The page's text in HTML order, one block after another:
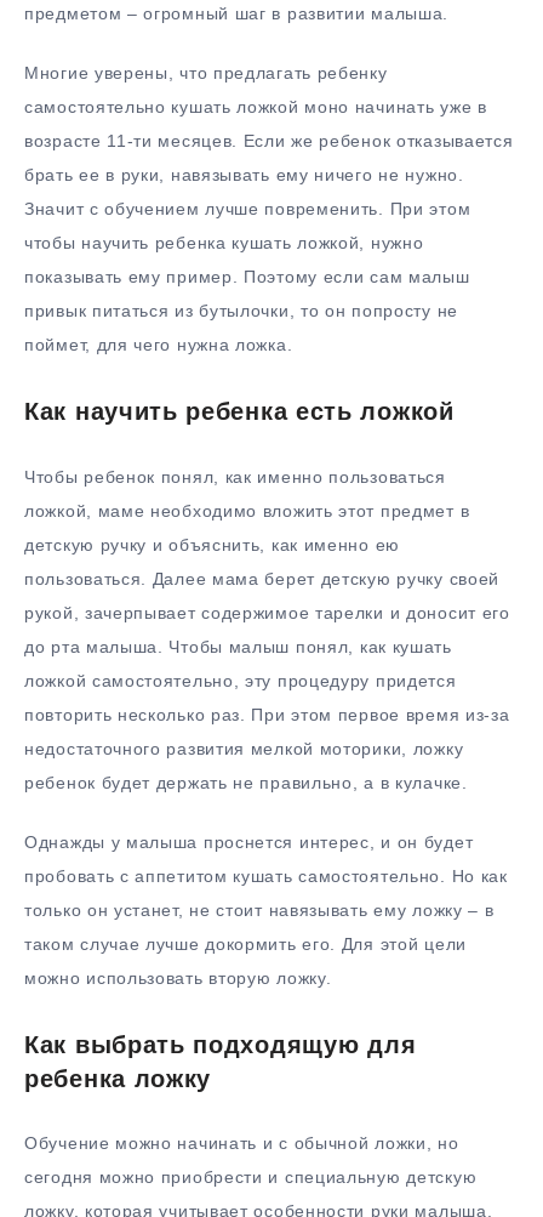
предметом – огромный шаг в развитии малыша.
Многие уверены, что предлагать ребенку
самостоятельно кушать ложкой моно начинать уже в
возрасте 11-ти месяцев. Если же ребенок отказывается
брать ее в руки, навязывать ему ничего не нужно.
Значит с обучением лучше повременить. При этом
чтобы научить ребенка кушать ложкой, нужно
показывать ему пример. Поэтому если сам малыш
привык питаться из бутылочки, то он попросту не
поймет, для чего нужна ложка.
Как научить ребенка есть ложкой
Чтобы ребенок понял, как именно пользоваться
ложкой, маме необходимо вложить этот предмет в
детскую ручку и объяснить, как именно ею
пользоваться. Далее мама берет детскую ручку своей
рукой, зачерпывает содержимое тарелки и доносит его
до рта малыша. Чтобы малыш понял, как кушать
ложкой самостоятельно, эту процедуру придется
повторить несколько раз. При этом первое время из-за
недостаточного развития мелкой моторики, ложку
ребенок будет держать не правильно, а в кулачке.
Однажды у малыша проснется интерес, и он будет
пробовать с аппетитом кушать самостоятельно. Но как
только он устанет, не стоит навязывать ему ложку – в
таком случае лучше докормить его. Для этой цели
можно использовать вторую ложку.
Как выбрать подходящую для
ребенка ложку
Обучение можно начинать и с обычной ложки, но
сегодня можно приобрести и специальную детскую
ложку, которая учитывает особенности руки малыша.